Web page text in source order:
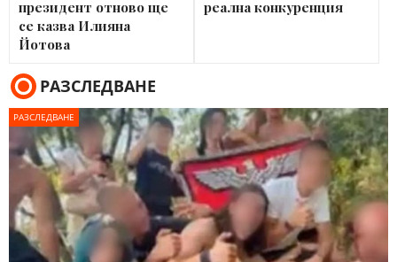
президент отново ще
се казва Илияна
Йотова
реална конкуренция
РАЗСЛЕДВАНЕ
РАЗСЛЕДВАНЕ